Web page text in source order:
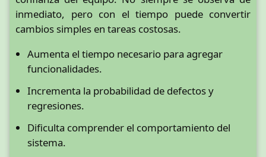
inmediato, pero con el tiempo puede convertir
cambios simples en tareas costosas.
Aumenta el tiempo necesario para agregar
funcionalidades.
Incrementa la probabilidad de defectos y
regresiones.
Dificulta comprender el comportamiento del
sistema.